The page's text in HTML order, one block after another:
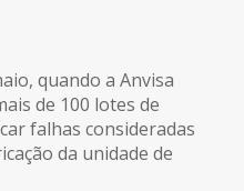
quando a Anvisa
de 100 lotes de
falhas consideradas
da unidade de